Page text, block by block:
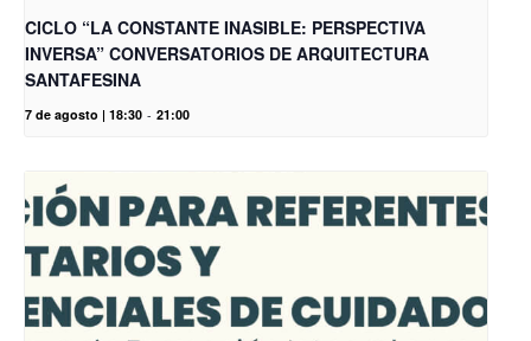
CICLO “LA CONSTANTE INASIBLE: PERSPECTIVA
INVERSA” CONVERSATORIOS DE ARQUITECTURA
SANTAFESINA
7 de agosto | 18:30 - 21:00